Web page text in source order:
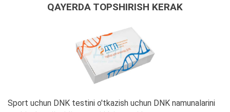
QAYERDA TOPSHIRISH KERAK
Sport uchun DNK testini o'tkazish uchun DNK namunalarini